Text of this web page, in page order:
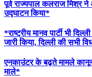
पूर्व राज्यपाल कलराज मिश्र ने
उद्घाटन किया*
*राष्ट्रीय मानव पार्टी भी
जारी किया, दिल्ली की सभी
एनकाउंटर के बढ़ते मामले
माले*